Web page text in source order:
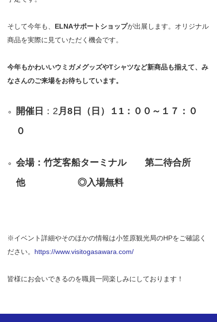
そして今年も、 ELNAサポートショップが出展します。オリジナル
商品を実際に見ていただく機会です。
今年もかわいいウミガメグッズやTシャツなど新商品も揃えて、み
なさんのご来場をお待ちしています。
開催日 ：2月8日（日）
１1：００～１７：０
０
会場：竹芝客船ターミナル 第二待合所
他
◎入場無料
※イベント詳細やそのほかの情報は小笠原観光局のHPをご確認く
ださい。 https://www.visitogasawara.com/
皆様にお会いできるのを職員一同楽しみにしております！